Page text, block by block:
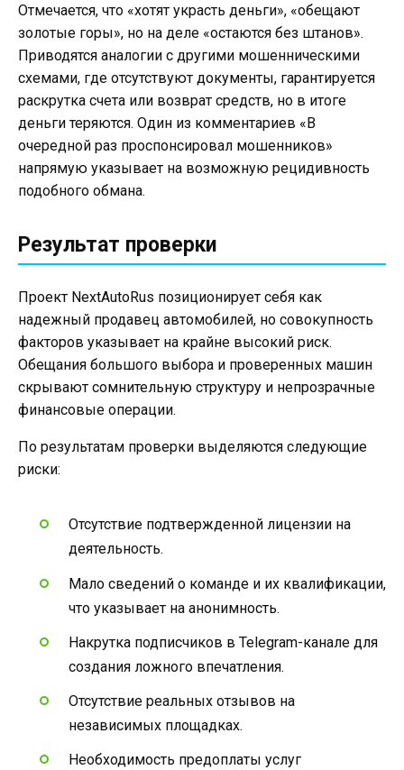
Отмечается, что «хотят украсть деньги», «обещают
золотые горы», но на деле «остаются без штанов».
Приводятся аналогии с другими мошенническими
схемами, где отсутствуют документы, гарантируется
раскрутка счета или возврат средств, но в итоге
деньги теряются. Один из комментариев «В
очередной раз проспонсировал мошенников»
напрямую указывает на возможную рецидивность
подобного обмана.
Результат проверки
Проект NextAutoRus позиционирует себя как
надежный продавец автомобилей, но совокупность
факторов указывает на крайне высокий риск.
Обещания большого выбора и проверенных машин
скрывают сомнительную структуру и непрозрачные
финансовые операции.
По результатам проверки выделяются следующие
риски:
Отсутствие подтвержденной лицензии на
деятельность.
Мало сведений о команде и их квалификации,
что указывает на анонимность.
Накрутка подписчиков в Telegram-канале для
создания ложного впечатления.
Отсутствие реальных отзывов на
независимых площадках.
Необходимость предоплаты услуг